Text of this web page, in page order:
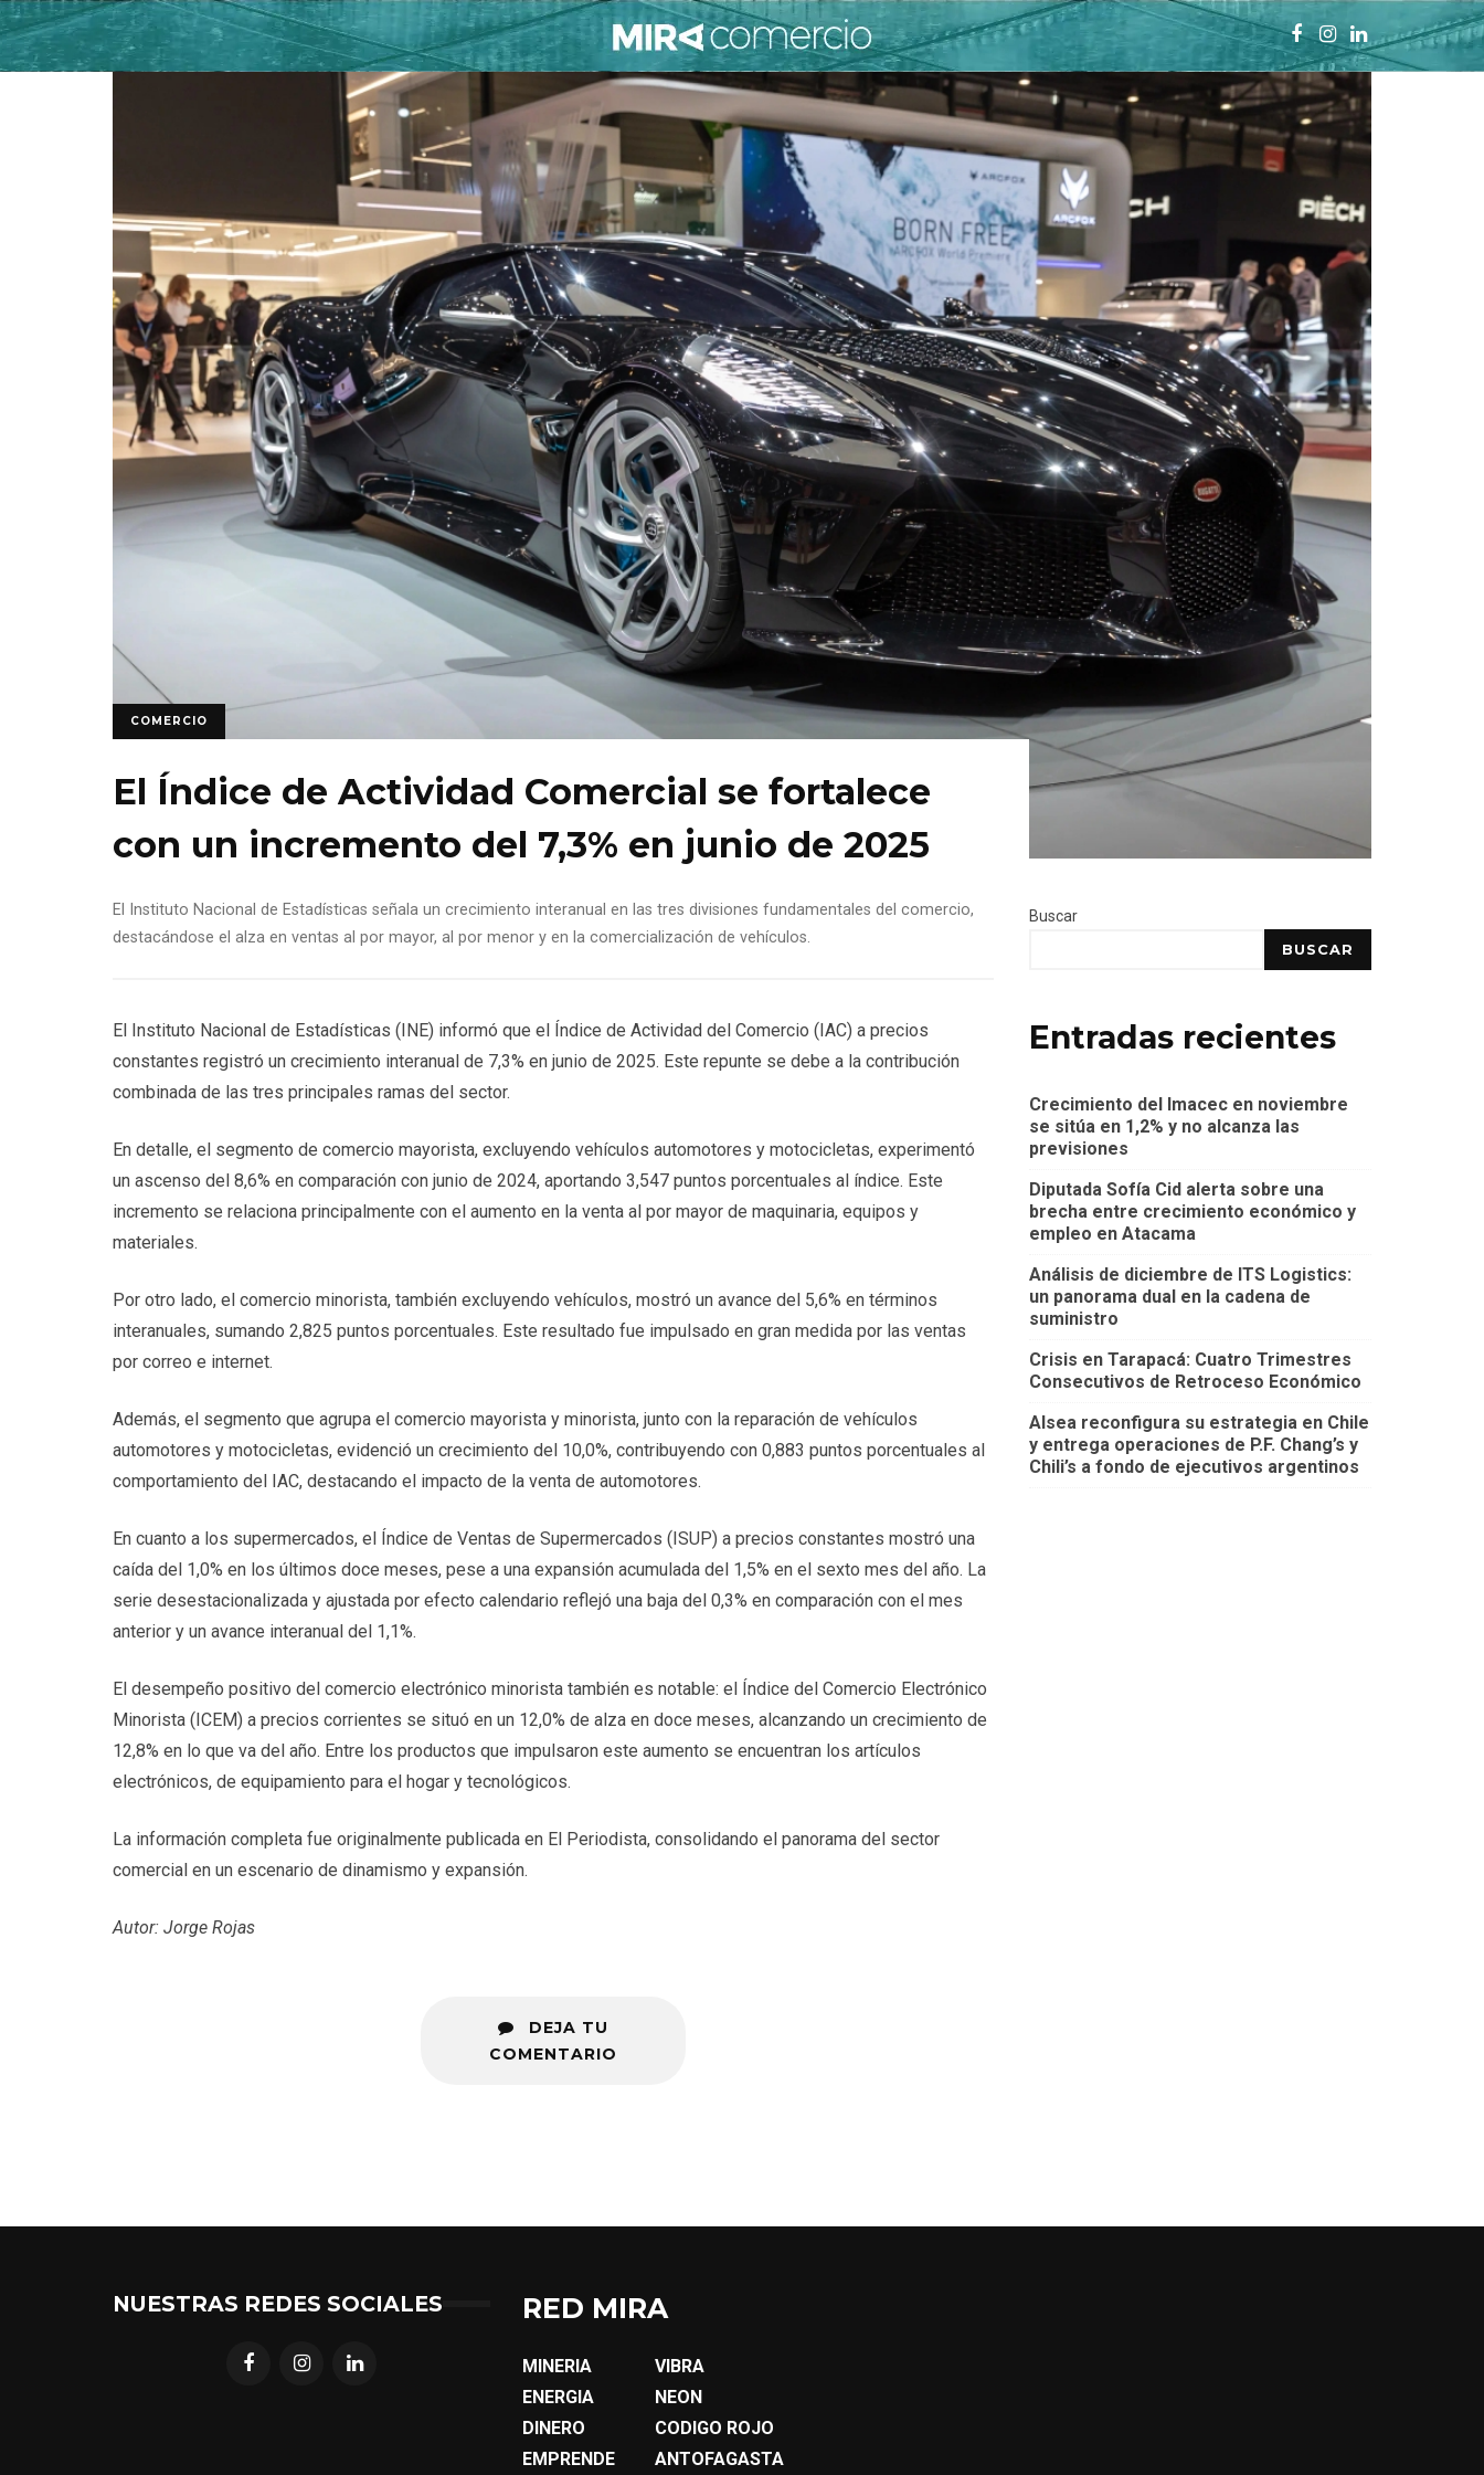
COMERCIO
El Índice de Actividad Comercial se fortalece
con un incremento del 7,3% en junio de 2025
El Instituto Nacional de Estadísticas señala un crecimiento interanual en las tres divisiones fundamentales del comercio,
destacándose el alza en ventas al por mayor, al por menor y en la comercialización de vehículos.
El Instituto Nacional de Estadísticas (INE) informó que el Índice de Actividad del Comercio (IAC) a precios
constantes registró un crecimiento interanual de 7,3% en junio de 2025. Este repunte se debe a la contribución
combinada de las tres principales ramas del sector.
En detalle, el segmento de comercio mayorista, excluyendo vehículos automotores y motocicletas, experimentó
un ascenso del 8,6% en comparación con junio de 2024, aportando 3,547 puntos porcentuales al índice. Este
incremento se relaciona principalmente con el aumento en la venta al por mayor de maquinaria, equipos y
materiales.
Por otro lado, el comercio minorista, también excluyendo vehículos, mostró un avance del 5,6% en términos
interanuales, sumando 2,825 puntos porcentuales. Este resultado fue impulsado en gran medida por las ventas
por correo e internet.
Además, el segmento que agrupa el comercio mayorista y minorista, junto con la reparación de vehículos
automotores y motocicletas, evidenció un crecimiento del 10,0%, contribuyendo con 0,883 puntos porcentuales al
comportamiento del IAC, destacando el impacto de la venta de automotores.
En cuanto a los supermercados, el Índice de Ventas de Supermercados (ISUP) a precios constantes mostró una
caída del 1,0% en los últimos doce meses, pese a una expansión acumulada del 1,5% en el sexto mes del año. La
serie desestacionalizada y ajustada por efecto calendario reflejó una baja del 0,3% en comparación con el mes
anterior y un avance interanual del 1,1%.
El desempeño positivo del comercio electrónico minorista también es notable: el Índice del Comercio Electrónico
Minorista (ICEM) a precios corrientes se situó en un 12,0% de alza en doce meses, alcanzando un crecimiento de
12,8% en lo que va del año. Entre los productos que impulsaron este aumento se encuentran los artículos
electrónicos, de equipamiento para el hogar y tecnológicos.
La información completa fue originalmente publicada en El Periodista, consolidando el panorama del sector
comercial en un escenario de dinamismo y expansión.
Autor: Jorge Rojas
DEJA TU
COMENTARIO
Buscar
BUSCAR
Entradas recientes
Crecimiento del Imacec en noviembre
se sitúa en 1,2% y no alcanza las
previsiones
Diputada Sofía Cid alerta sobre una
brecha entre crecimiento económico y
empleo en Atacama
Análisis de diciembre de ITS Logistics:
un panorama dual en la cadena de
suministro
Crisis en Tarapacá: Cuatro Trimestres
Consecutivos de Retroceso Económico
Alsea reconfigura su estrategia en Chile
y entrega operaciones de P.F. Chang’s y
Chili’s a fondo de ejecutivos argentinos
NUESTRAS REDES SOCIALES RED MIRA
MINERIA
ENERGIA
DINERO
EMPRENDE
VIBRA
NEON
CODIGO ROJO
ANTOFAGASTA